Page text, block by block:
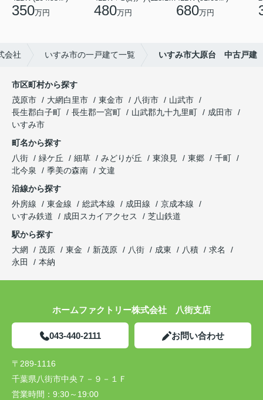
350万円 480万円 680万円
会社 いすみ市の一戸建て一覧 いすみ市大原台 中古戸建
市区町村から探す
茂原市
大網白里市 東金市 八街市
山武市
長生郡白子町
長生郡一宮町 山武郡九十九里町
成田市
いすみ市
町名から探す
八街
緑ケ丘 細草 みどりが丘 東浪見 東郷
千町
北今泉
季美の森南
文違
沿線から探す
外房線
東金線 総武本線 成田線
京成本線
いすみ鉄道
成田スカイアクセス
芝山鉄道
駅から探す
大網
茂原 東金 新茂原 八街 成東 八積
求名
永田
本納
ホームファクトリー株式会社 八街支店
043-440-2111 お問い合わせ
〒289-1116
千葉県八街市中央７－９－１Ｆ
営業時間： 9:30～19:00